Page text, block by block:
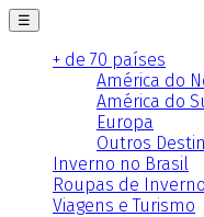
☰
+ de 70 países
América do
América do
Europa
Outros
Inverno no Brasil
Roupas de Inverno
Viagens e Turismo